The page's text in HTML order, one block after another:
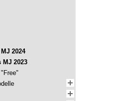
2024
MJ 2023